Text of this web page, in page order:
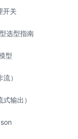
开关
选型指南
型
）
输出）